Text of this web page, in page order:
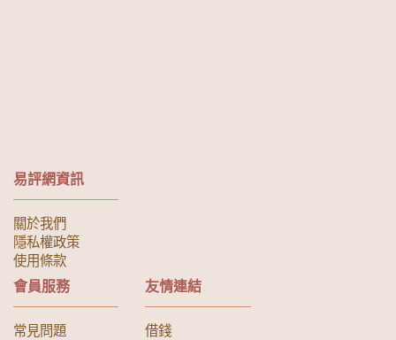
易評網資訊
關於我們
隱私權政策
使用條款
會員服務
常見問題
友情連結
借錢